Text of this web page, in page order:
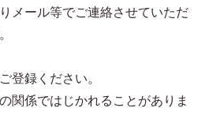
メール等でご連絡させていただ
登録ください。
関係ではじかれることがありま